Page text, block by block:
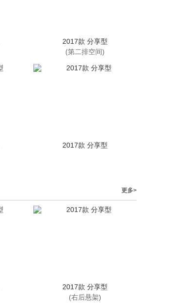
2017款 分享型
(第二排空间)
2017款 分享型
更多>
2017款 分享型
(右后悬架)